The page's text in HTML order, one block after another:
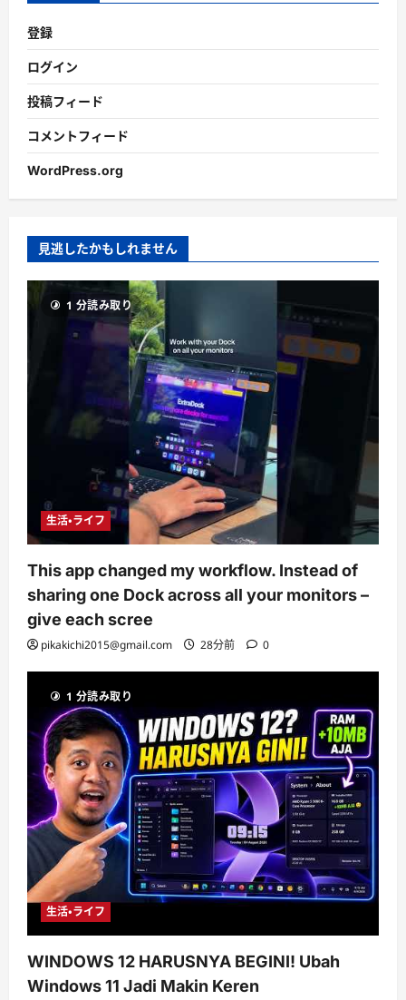
登録
ログイン
投稿フィード
コメントフィード
WordPress.org
見逃したかもしれません
1 分読み取り
生活・ライフ
This app changed my workflow. Instead of
sharing one Dock across all your monitors –
give each scree
pikakichi2015@gmail.com 28分前 0
1 分読み取り
生活・ライフ
WINDOWS 12 HARUSNYA BEGINI! Ubah
Windows 11 Jadi Makin Keren